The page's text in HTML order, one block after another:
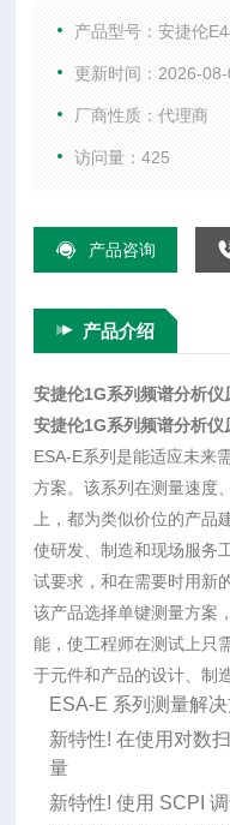
上，都为类似价位的产
产品型号：安捷伦
更新时间：2026-08-
厂商性质：代理商
访问量：425
产品咨询
产品介绍
安捷伦1G系列频谱分析仪
安捷伦1G系列频谱分析仪
ESA-E系列是能适应未来
方案。该系列在测量速度
上，都为类似价位的产
使研发、制造和现场服务
试要求，和在需要时用新
该产品选择单键测量方案
能，使工程师在测试上只
于元件和产品的设计、制
ESA-E 系列测量解
新特性! 在使用对数
量
新特性! 使用 SCPI